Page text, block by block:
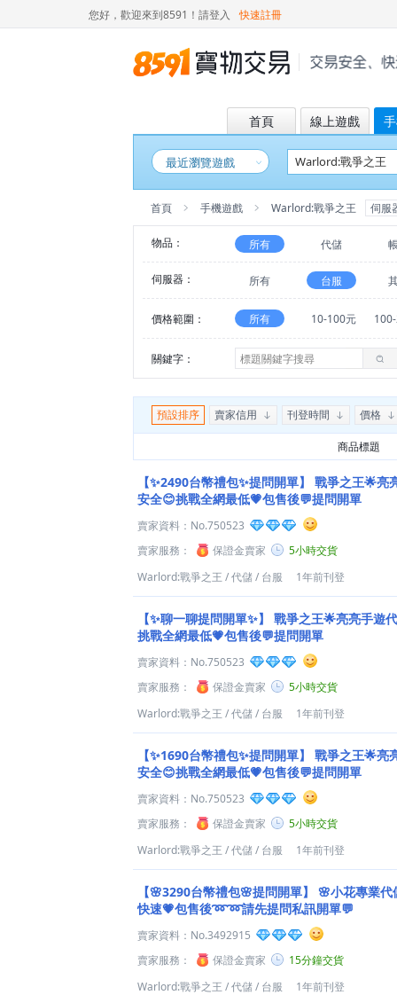
您好，歡迎來到8591！ 請登入 快速註冊
首頁 線上遊戲
最近瀏覽遊戲
首頁 手機遊戲 Warlord:戰爭之王 伺服
物品： 所有 代儲
伺服器： 所有 台服
價格範圍： 所有 10-100元
關鍵字：
預設排序 賣家信用 刊登時間 價格
商品標題
【✨2490台幣禮包✨提問開單】
戰爭之王🌟亮
安全😊挑戰全網最低💗包售後💬提問開單
賣家資料： No.750523
賣家服務：
保證金賣家
5小時交貨
Warlord:戰爭之王 /代儲/ 台服 1年前刊登
【✨聊一聊提問開單✨】
戰爭之王🌟亮亮手遊
挑戰全網最低💗包售後💬提問開單
賣家資料： No.750523
賣家服務：
保證金賣家
5小時交貨
Warlord:戰爭之王 /代儲/ 台服 1年前刊登
【✨1690台幣禮包✨提問開單】
戰爭之王🌟亮
安全😊挑戰全網最低💗包售後💬提問開單
賣家資料： No.750523
賣家服務：
保證金賣家
5小時交貨
Warlord:戰爭之王 /代儲/ 台服 1年前刊登
【🌸3290台幣禮包🌸提問開單】
🌸小花專業代
快速💗包售後➿➿請先提問私訊開單💬
賣家資料： No.3492915
賣家服務：
保證金賣家
15分鐘交貨
Warlord:戰爭之王 /代儲/ 台服 1年前刊登